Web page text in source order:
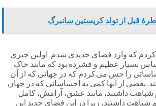
قبل از تولد کریستین سانبرگ
که وارد فضای جدیدی شدم. اولین چیزی
بسیار عظیم و فشرده بود که مانند خاک
را حس می کردم که در جهانی که از آن
بعضی از آنها کمی به احساساتی که در جهان
شباهت داشتند، مانند عشق، آرامش، کامل
شباهت داشتند، زیرا در این فضای جدید این